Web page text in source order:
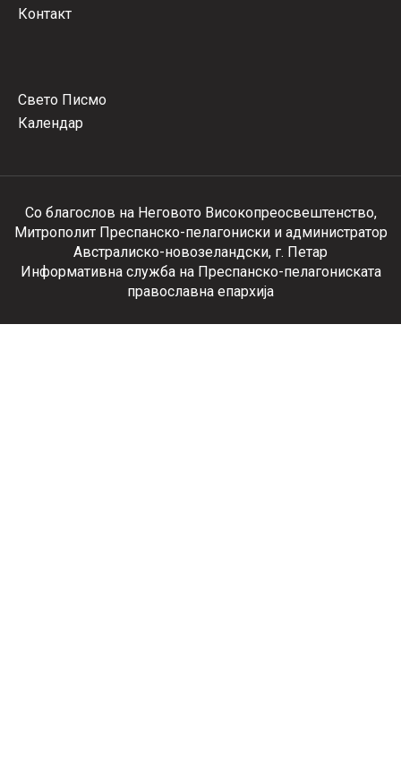
Контакт
Свето Писмо
Календар
Со благослов на Неговото Високопреосвештенство,
Митрополит Преспанско-пелагониски и администратор
Австралиско-новозеландски, г. Петар
Информативна служба на Преспанско-пелагониската
православна епархија